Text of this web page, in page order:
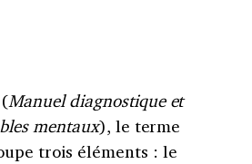
Manuel diagnostique et
mentaux), le terme
trois éléments : le